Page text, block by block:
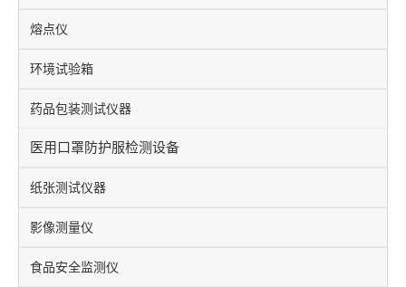
熔点仪
环境试验箱
药品包装测试仪器
医用口罩防护服检测设备
纸张测试仪器
影像测量仪
食品安全监测仪